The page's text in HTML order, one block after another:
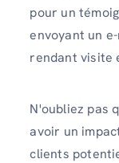
pour un
envoyant un
rendant visite
N'oubliez pas
avoir un
clients